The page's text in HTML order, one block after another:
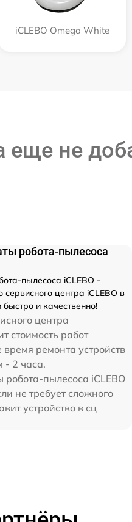
iCLEBO Omega White
еще не
робота-пылесоса
пылесоса iCLEBO -
центра iCLEBO в
и качественно!
центра
стоимость работ
ремонта устройств
- 2 часа.
пылесоса iCLEBO
не требует сложного
устройство в сц